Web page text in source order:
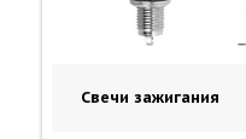
Свечи зажигания